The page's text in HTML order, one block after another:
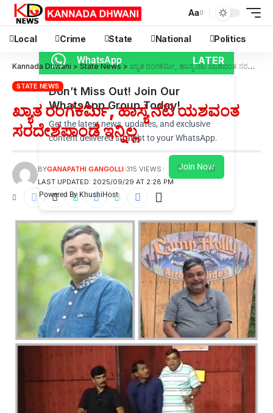
Aa
Local Crime State National Politics
Kannada Dhwani >State News > ಖ್ಯಾತ ರಂಗಕರ್ಮಿ, ಹಾಸ್ಯ ನಟ ಯಶವಂತ ಸರದೇಶಪಾಂಡೆ ಇನ್ನಿಲ್ಲ
STATE NEWS
ಖ್ಯಾತ ರಂಗಕರ್ಮಿ, ಹಾಸ್ಯ ನಟ ಯಶವಂತ
ಸರದೇಶಪಾಂಡೆ ಇನ್ನಿಲ್ಲ
LAST UPDATED: 2025/09/29 AT 2:28 PM
BYGANAPATHI GANGOLLI 315 VIEWS 1
WhatsApp LATER
Don’t Miss Out! Join Our
WhatsApp Group Today!
Get the latest news, updates, and exclusive
content delivered straight to your WhatsApp.
Join Now
Powered By KhushiHost